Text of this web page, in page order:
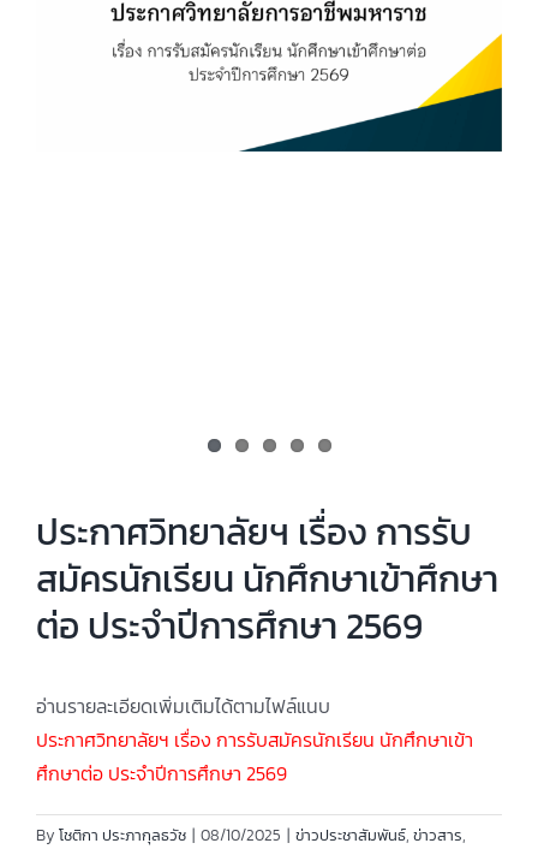
ประกาศวิทยาลัยฯ เรื่อง การรับ
สมัครนักเรียน นักศึกษาเข้าศึกษา
ต่อ ประจำปีการศึกษา 2569
อ่านรายละเอียดเพิ่มเติมได้ตามไฟล์แนบ
ประกาศวิทยาลัยฯ เรื่อง การรับสมัครนักเรียน นักศึกษาเข้า
ศึกษาต่อ ประจำปีการศึกษา 2569
By โชติกา ประภากุลธวัช | 08/10/2025 | ข่าวประชาสัมพันธ์, ข่าวสาร,